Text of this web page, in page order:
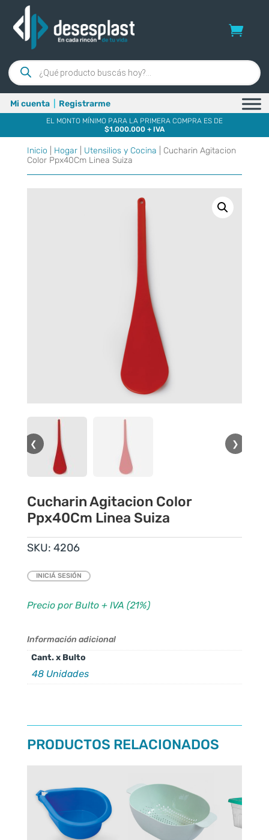
Búsqueda
de
productos
Mi cuenta Registrarme
EL MONTO MÍNIMO PARA LA PRIMERA COMPRA ES DE
$1.000.000 + IVA
Inicio Hogar| Utensilios y Cocina | Cucharin Agitacion
Color Ppx40Cm Linea Suiza
❮ ❯
Cucharin Agitacion Color
Ppx40Cm Linea Suiza
SKU: 4206
INICIÁ SESIÓN
Precio por Bulto + IVA (21%)
Información adicional
Cant. x Bulto
48 Unidades
PRODUCTOS RELACIONADOS